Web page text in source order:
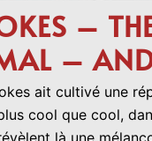
–
–
ait cultivé une
cool que cool,
là une